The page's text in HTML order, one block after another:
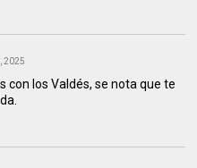
2025
con los Valdés, se nota que te